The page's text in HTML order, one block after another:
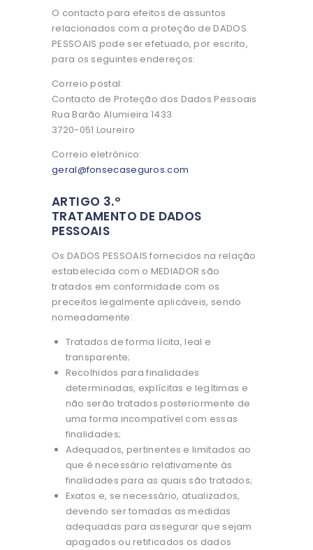
O contacto para efeitos de assuntos
relacionados com a proteção de DADOS
PESSOAIS pode ser efetuado, por escrito,
para os seguintes endereços:
Correio postal:
Contacto de Proteção dos Dados Pessoais
Rua Barão Alumieira 1433
3720-051 Loureiro
Correio eletrónico:
geral@fonsecaseguros.com
ARTIGO 3.º
TRATAMENTO DE DADOS
PESSOAIS
Os DADOS PESSOAIS fornecidos na relação
estabelecida com o MEDIADOR são
tratados em conformidade com os
preceitos legalmente aplicáveis, sendo
nomeadamente:
Tratados de forma lícita, leal e
transparente;
Recolhidos para finalidades
determinadas, explícitas e legítimas e
não serão tratados posteriormente de
uma forma incompatível com essas
finalidades;
Adequados, pertinentes e limitados ao
que é necessário relativamente às
finalidades para as quais são tratados;
Exatos e, se necessário, atualizados,
devendo ser tomadas as medidas
adequadas para assegurar que sejam
apagados ou retificados os dados